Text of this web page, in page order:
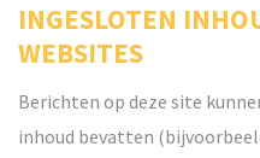
INGESLOTEN
WEBSITES
Berichten op deze site
inhoud bevatten